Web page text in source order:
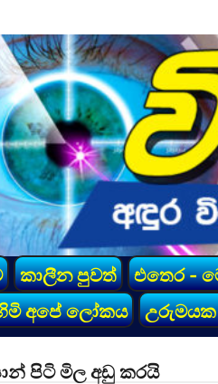
කාලීන පුවත් එතෙර -
අපේ ලෝකය
උරුමයක
පිටි මිල අඩු කරයි